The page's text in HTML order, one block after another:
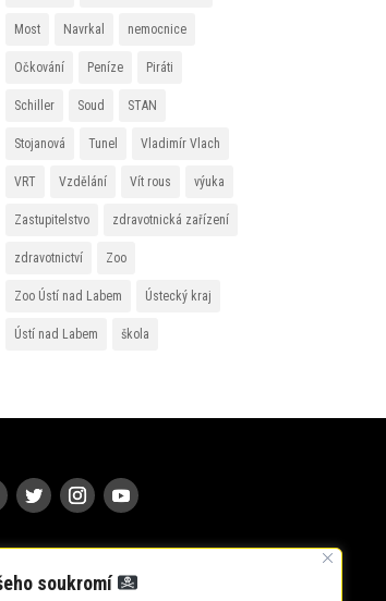
soukromí
Most Navrkal nemocnice
Očkování Peníze Piráti
Schiller Soud STAN
Stojanová Tunel Vladimír Vlach
VRT Vzdělání Vít rous výuka
Zastupitelstvo zdravotnická zařízení
zdravotnictví Zoo
Zoo Ústí nad Labem Ústecký kraj
Ústí nad Labem škola